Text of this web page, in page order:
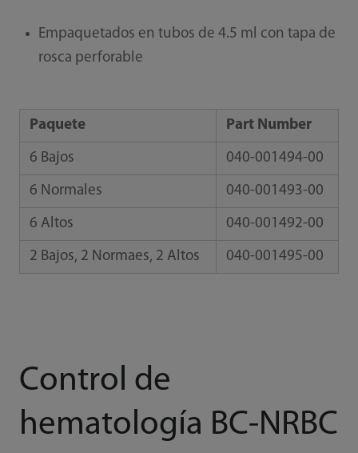
Empaquetados en tubos de 4.5 ml con tapa de
rosca perforable
Paquete Part Number
6 Bajos 040-001494-00
6 Normales 040-001493-00
6 Altos 040-001492-00
2 Bajos, 2 Normaes, 2 Altos 040-001495-00
Control de
hematología BC-NRBC